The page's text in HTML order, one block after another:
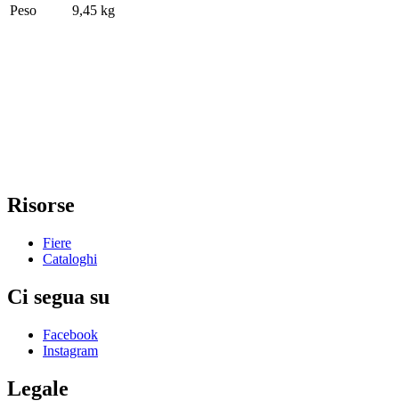
Peso
9,45 kg
Risorse
Fiere
Cataloghi
Ci segua su
Facebook
Instagram
Legale